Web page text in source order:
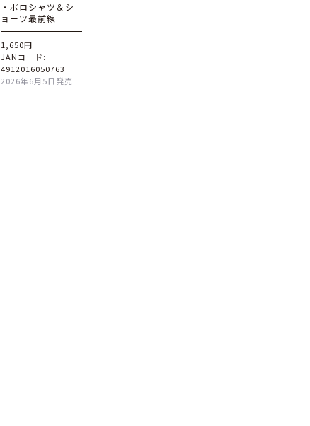
・ポロシャツ＆シ
ョーツ最前線
1,650円
JANコード:
4912016050763
2026年6月5日発売